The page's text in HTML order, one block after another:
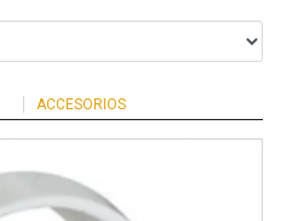
ACCESORIOS